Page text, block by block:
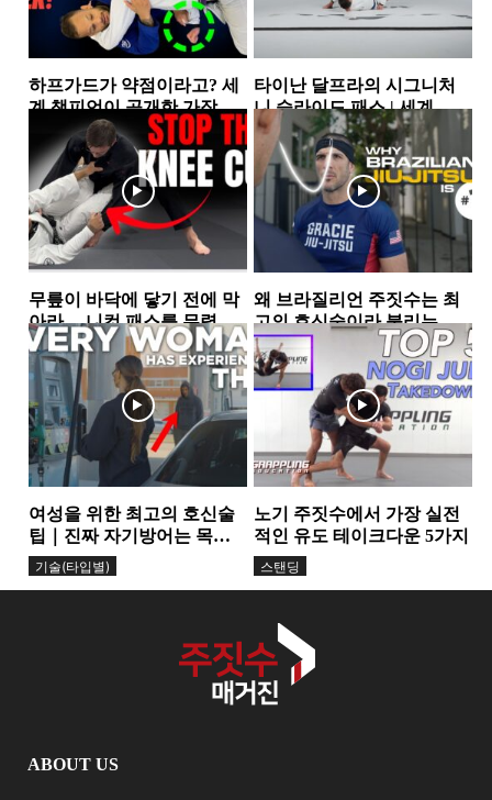
하프가드가 약점이라고? 세
계 챔피언이 공개한 가장 실
전적인 하프가드 스윕 2가지
하프가드
타이난 달프라의 시그니처
니 슬라이드 패스 | 세계 챔
피언이 반복해서 사용하는...
하프가드
무릎이 바닥에 닿기 전에 막
아라… 니컷 패스를 무력화
하는 핵심 원리
가드
왜 브라질리언 주짓수는 최
고의 호신술이라 불리는
가… 그레이시 형제가 말하
는 ‘거리의 과학’
그레이시주짓수
여성을 위한 최고의 호신술
팁｜진짜 자기방어는 목소
리에서 시작된다
기술(타입별)
노기 주짓수에서 가장 실전
적인 유도 테이크다운 5가지
스탠딩
ABOUT US